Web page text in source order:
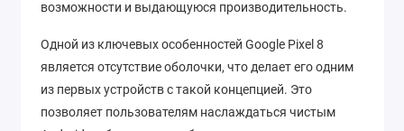
возможности и выдающуюся производительность.
Одной из ключевых особенностей Google Pixel 8
является отсутствие оболочки, что делает его одним
из первых устройств с такой концепцией. Это
позволяет пользователям наслаждаться чистым